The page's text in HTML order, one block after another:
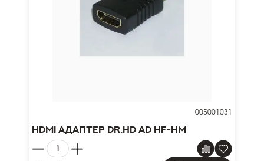
005001031
HDMI адаптер Dr.HD AD HF-HM